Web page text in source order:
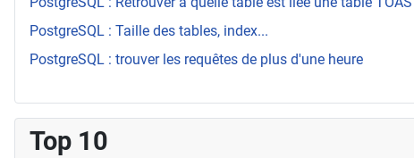
PostgreSQL : Taille des tables, index...
PostgreSQL : trouver les requêtes de plus d'une heure
Top 10